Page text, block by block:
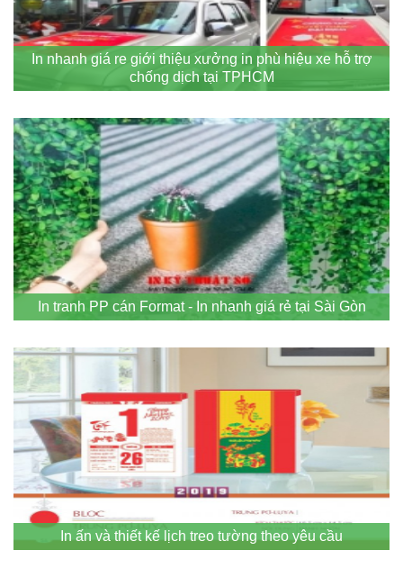
In nhanh giá re giới thiệu xưởng in phù hiệu xe hỗ trợ
chống dịch tại TPHCM
In tranh PP cán Format - In nhanh giá rẻ tại Sài Gòn
In ấn và thiết kế lịch treo tường theo yêu cầu